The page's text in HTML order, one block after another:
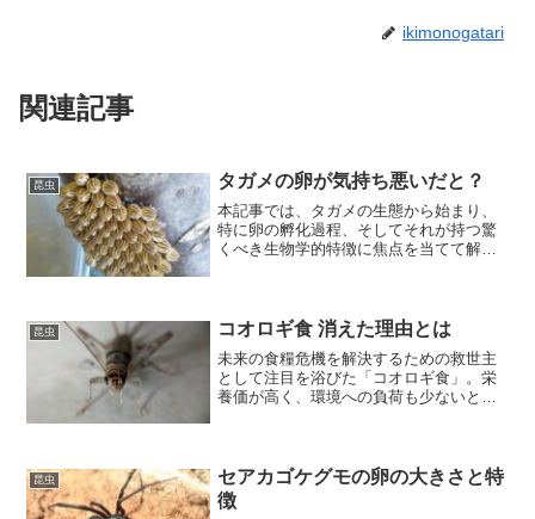
ikimonogatari
関連記事
昆虫 タガメの卵が気持ち悪いだと？
本記事では、タガメの生態から始まり、
特に卵の孵化過程、そしてそれが持つ驚
くべき生物学的特徴に焦点を当てて解説
きるはずです。
昆虫 コオロギ食 消えた理由とは
未来の食糧危機を解決するための救世主
として注目を浴びた「コオロギ食」。栄
養価が高く、環境への負荷も少ないとさ
真相に迫ります。
昆虫
セアカゴケグモの卵の大きさと特
徴